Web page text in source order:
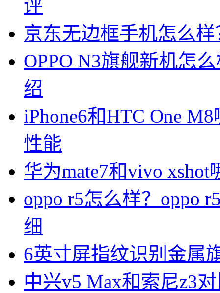
评
京东无边框手机怎么
OPPO N3旗舰新机怎
绍
iPhone6和HTC One
性能
华为mate7和vivo xshot
oppo r5怎么样？oppo
细
6英寸屏指纹识别金属
中兴v5 Max和索尼z3